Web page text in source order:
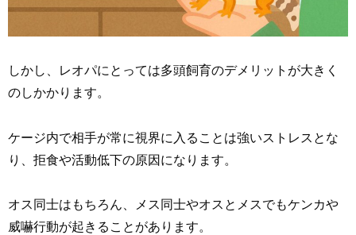
しかし、レオパにとっては多頭飼育のデメリットが大きく
のしかかります。
ケージ内で相手が常に視界に入ることは強いストレスとな
り、拒食や活動低下の原因になります。
オス同士はもちろん、メス同士やオスとメスでもケンカや
威嚇行動が起きることがあります。